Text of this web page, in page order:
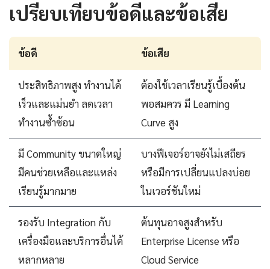
เปรียบเทียบข้อดีและข้อเสีย
ข้อดี ข้อเสีย
ประสิทธิภาพสูง ทำงานได้
เร็วและแม่นยำ ลดเวลา
ทำงานซ้ำซ้อน
ต้องใช้เวลาเรียนรู้เบื้องต้น
พอสมควร มี Learning
Curve สูง
มี Community ขนาดใหญ่
มีคนช่วยเหลือและแหล่ง
เรียนรู้มากมาย
บางฟีเจอร์อาจยังไม่เสถียร
หรือมีการเปลี่ยนแปลงบ่อย
ในเวอร์ชันใหม่
รองรับ Integration กับ
เครื่องมือและบริการอื่นได้
หลากหลาย
ต้นทุนอาจสูงสำหรับ
Enterprise License หรือ
Cloud Service